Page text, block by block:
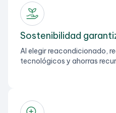
Sostenibilidad
Al elegir reacondicionado,
tecnológicos y ahorras